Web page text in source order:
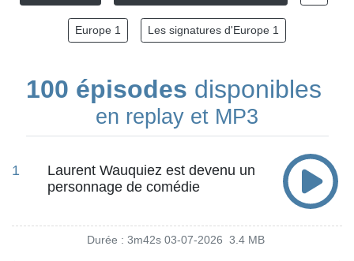
Europe 1 Les signatures d'Europe 1
100 épisodes disponibles
en replay et MP3
1
Laurent Wauquiez est devenu un
personnage de comédie
Durée : 3m42s 03-07-2026 3.4 MB